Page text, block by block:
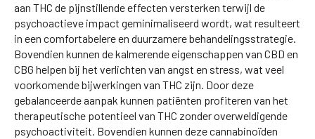
aan THC de pijnstillende effecten versterken terwijl de
psychoactieve impact geminimaliseerd wordt, wat resulteert
in een comfortabelere en duurzamere behandelingsstrategie.
Bovendien kunnen de kalmerende eigenschappen van CBD en
CBG helpen bij het verlichten van angst en stress, wat veel
voorkomende bijwerkingen van THC zijn. Door deze
gebalanceerde aanpak kunnen patiënten profiteren van het
therapeutische potentieel van THC zonder overweldigende
psychoactiviteit. Bovendien kunnen deze cannabinoïden